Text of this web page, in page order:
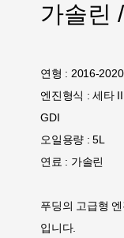
가솔린
연형 : 2016-2020
엔진형식 : 세타
GDI
오일용량 : 5L
연료 : 가솔린
푸딩의 고급형
입니다.